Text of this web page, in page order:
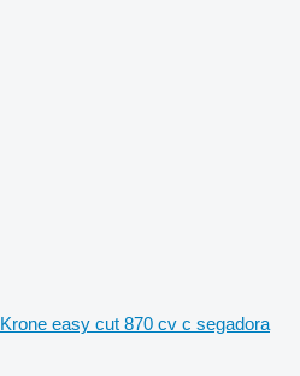
Krone easy cut 870 cv c segadora